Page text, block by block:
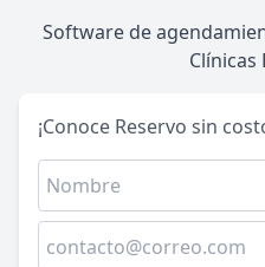
Software de
Clínicas
¡Conoce Reservo sin